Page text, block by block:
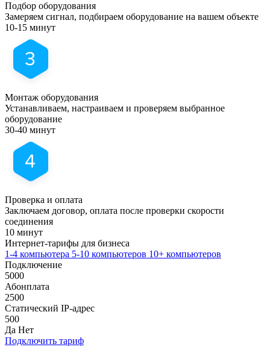
Подбор оборудования
Замеряем сигнал, подбираем оборудование на вашем объекте
10-15 минут
Монтаж оборудования
Устанавливаем, настраиваем и проверяем выбранное
оборудование
30-40 минут
Проверка и оплата
Заключаем договор, оплата после проверки скорости
соединения
10 минут
Интернет-тарифы для бизнеса
1-4 компьютера 5-10 компьютеров 10+ компьютеров
Подключение
5000
Абонплата
2500
Статический IP-адрес
500
Да Нет
Подключить тариф